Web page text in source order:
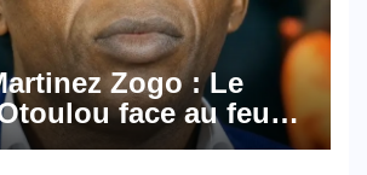
Zogo : Le
face au feu
avocats de la